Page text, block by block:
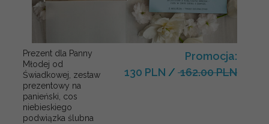
Prezent dla Panny
Młodej od
Świadkowej, zestaw
prezentowy na
panieński, cos
niebieskiego
podwiązka ślubna
Promocja:
130 PLN / 162.00 PLN